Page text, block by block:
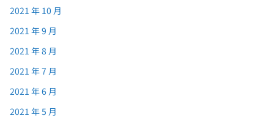
2021 年 10 月
2021 年 9 月
2021 年 8 月
2021 年 7 月
2021 年 6 月
2021 年 5 月